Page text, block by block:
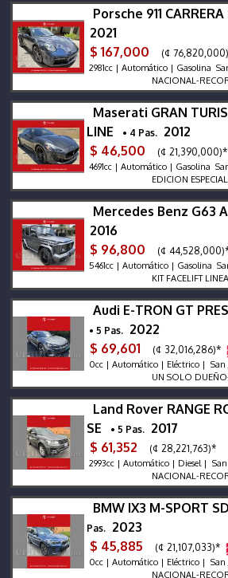
Porsche 911
2021
$ 167,000
(¢
2981cc | Automático | Gasolina
NACIONAL-RECORD
Maserati GRAN
LINE
• 4 Pas. 2012
$ 46,500
(¢ 21,390,000)*
4691cc | Automático | Gasolina
EDICION ESPECIAL-
Mercedes Benz G63
2016
$ 96,800
(¢
5461cc | Automático | Gasolina
KIT FACELIFT LINEA
Audi E-TRON GT
• 5 Pas. 2022
$ 69,601
(¢ 32,016,286)*
0cc | Automático | Eléctrico | San
UN SOLO DUEÑO-
Land Rover RANGE
SE
• 5 Pas. 2017
$ 61,352
(¢ 28,221,763)*
2993cc | Automático | Diesel | San
NACIONAL-RECORD
BMW IX3 M-SPORT
Pas. 2023
$ 45,885
(¢ 21,107,033)*
0cc | Automático | Eléctrico | San
NACIONAL-RECORD